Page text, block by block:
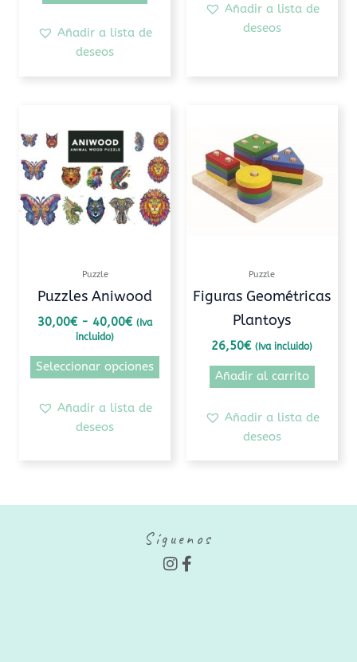
Añadir a lista de
deseos
Añadir a lista de
deseos
Puzzle
Puzzles Aniwood
30,00€ - 40,00€
precios:
desde
30,00€
hasta
40,00€
(Iva
incluido)
Seleccionar opciones
producto
tiene
múltiples
variantes.
Las
opciones
producto
Añadir a lista de
deseos
Puzzle
Figuras Geométricas
Plantoys
26,50€ (Iva incluido)
Añadir al carrito
Añadir a lista de
deseos
Síguenos
I
n
F
a